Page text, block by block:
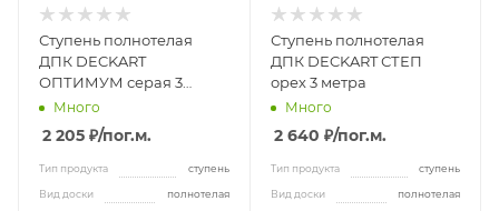
Ступень полнотелая
ДПК DECKART
ОПТИМУМ серая 3
метра
Много
2 205 ₽/пог.м.
Тип продукта ступень
Вид доски полнотелая
Ступень полнотелая
ДПК DECKART СТЕП
орех 3 метра
Много
2 640 ₽/пог.м.
Тип продукта ступень
Вид доски полнотелая